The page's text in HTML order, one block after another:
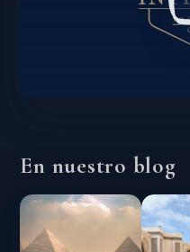
En nuestro blog